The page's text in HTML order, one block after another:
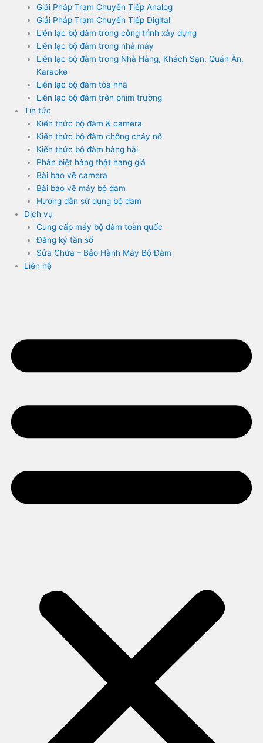
Giải Pháp Trạm Chuyển Tiếp Analog
Giải Pháp Trạm Chuyển Tiếp Digital
Liên lạc bộ đàm trong công trình xây dựng
Liên lạc bộ đàm trong nhà máy
Liên lạc bộ đàm trong Nhà Hàng, Khách Sạn, Quán Ăn,
Karaoke
Liên lạc bộ đàm tòa nhà
Liên lạc bộ đàm trên phim trường
Tin tức
Kiến thức bộ đàm & camera
Kiến thức bộ đàm chống cháy nổ
Kiến thức bộ đàm hàng hải
Phân biệt hàng thật hàng giả
Bài báo về camera
Bài báo về máy bộ đàm
Hướng dẫn sử dụng bộ đàm
Dịch vụ
Cung cấp máy bộ đàm toàn quốc
Đăng ký tần số
Sửa Chữa – Bảo Hành Máy Bộ Đàm
Liên hệ